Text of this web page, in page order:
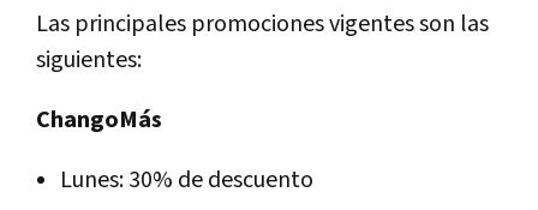
Las principales promociones vigentes son las
siguientes:
ChangoMás
Lunes: 30% de descuento